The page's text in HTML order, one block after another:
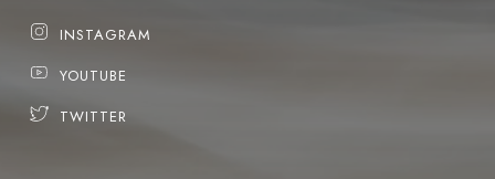
INSTAGRAM
YOUTUBE
TWITTER